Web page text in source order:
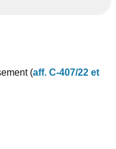
(aff. C-407/22 et